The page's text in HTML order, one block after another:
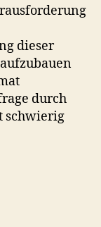
dieser
durch
schwierig